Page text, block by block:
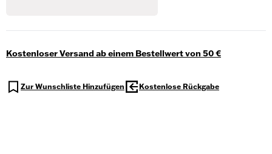
Kostenloser Versand ab einem Bestellwert von 50 €
Zur Wunschliste Hinzufügen Kostenlose Rückgabe